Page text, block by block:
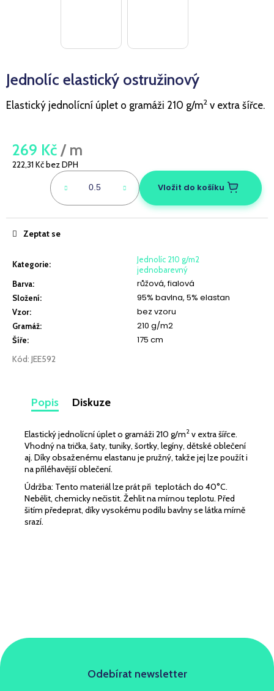
Jednolíc elastický ostružinový
Elastický jednolícní úplet o gramáži 210 g/m2 v extra šířce.
269 Kč / m
222,31 Kč bez DPH
Vložit do košíku
Kategorie:
Jednolíc 210 g/m2
jednobarevný
Barva: růžová, fialová
Složení: 95% bavlna, 5% elastan
Vzor: bez vzoru
Gramáž: 210 g/m2
Šíře: 175 cm
Kód: JEE592
Zeptat se
Popis Diskuze
Elastický jednolícní úplet o gramáži 210 g/m2 v extra šířce.
Vhodný na trička, šaty, tuniky, šortky, legíny, dětské oblečení
aj. Díky obsaženému elastanu je pružný, takže jej lze použít i
na přiléhavější oblečení.
Údržba: Tento materiál lze prát při teplotách do 40°C.
Nebělit, chemicky nečistit. Žehlit na mírnou teplotu. Před
šitím předeprat, díky vysokému podílu bavlny se látka mírně
srazí.
?
p
o
u
u
j
e
m
e
PLÁŠŤOVKA
STARORŮŽOVÁ
MATNÁ
259
Kč
Odebírat newsletter